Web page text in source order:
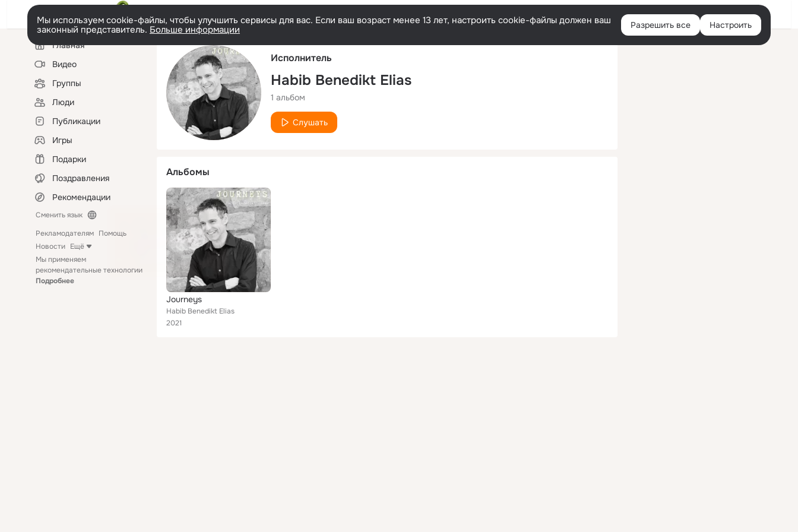
Русский Войти
Мы используем cookie-файлы, чтобы улучшить сервисы для вас. Если ваш возраст менее 13 лет, настроить cookie-файлы должен ваш
законный представитель. Больше информации Разрешить все Настроить
Левая
колонкаГлавная
Видео
Группы
Люди
Публикации
Игры
Подарки
Поздравления
Рекомендации
Сменить язык
Рекламодателям Помощь
Новости Ещё
Мы применяем
рекомендательные технологии
Подробнее
Исполнитель
Habib Benedikt Elias
1 альбом
Слушать
Альбомы
Journeys
Habib Benedikt Elias
2021